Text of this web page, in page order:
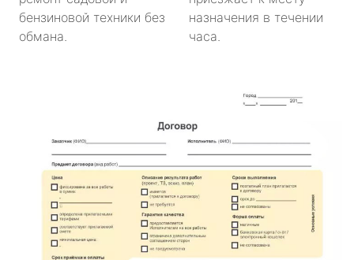
бензиновой техники без
обмана.
назначения в течении
часа.